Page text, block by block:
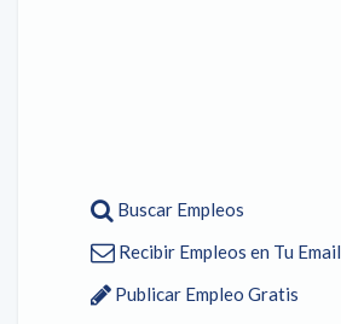
Buscar Empleos
Recibir Empleos en Tu Email
Publicar Empleo Gratis